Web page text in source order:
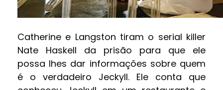
Catherine e Langston tiram o serial killer
Nate Haskell da prisão para que ele
possa lhes dar informações sobre quem
é o verdadeiro Jeckyll. Ele conta que